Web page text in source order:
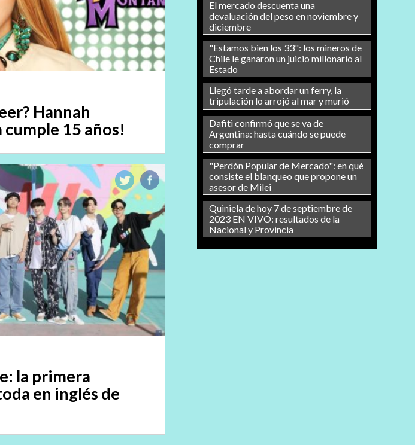
El mercado descuenta una
devaluación del peso en noviembre y
diciembre
"Estamos bien los 33": los mineros de
Chile le ganaron un juicio millonario al
Estado
Llegó tarde a abordar un ferry, la
tripulación lo arrojó al mar y murió
Dafiti confirmó que se va de
Argentina: hasta cuándo se puede
comprar
"Perdón Popular de Mercado": en qué
consiste el blanqueo que propone un
asesor de Milei
Quiniela de hoy 7 de septiembre de
2023 EN VIVO: resultados de la
Nacional y Provincia
Hannah
15 años!
la primera
en inglés de